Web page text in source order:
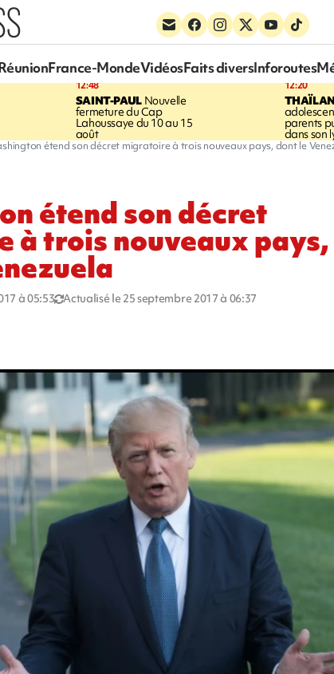
France-MondeVidéosFaits diversInforoutes
12:48
SAINT-PAULNouvelle
fermeture du Cap
Lahoussaye du 10 au 15
août
12:20
parents
dans son
étend son décret migratoire à trois nouveaux pays, dont le
étend son décret
à trois nouveaux pays,
à 05:53 Actualisé le 25 septembre 2017 à 06:37